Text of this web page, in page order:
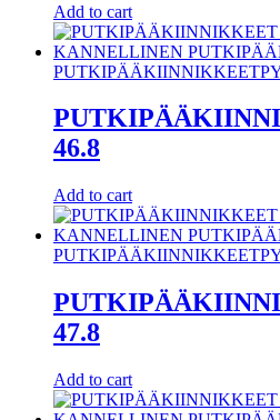
Add to cart
PUTKIPÄÄKIINNIKKEET
46.8
Add to cart
PUTKIPÄÄKIINNIKKEET
47.8
Add to cart